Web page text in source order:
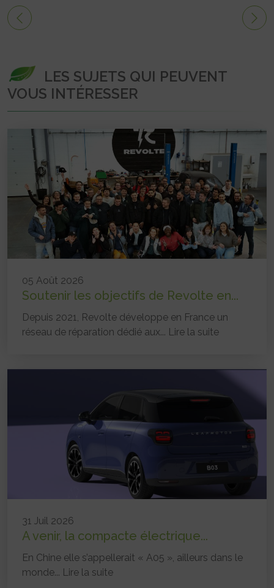
LES SUJETS QUI PEUVENT
VOUS INTÉRESSER
05 Août 2026
Soutenir les objectifs de Revolte en...
Depuis 2021, Revolte développe en France un
réseau de réparation dédié aux... Lire la suite
31 Juil 2026
A venir, la compacte électrique...
En Chine elle s’appellerait « A05 », ailleurs dans le
monde... Lire la suite